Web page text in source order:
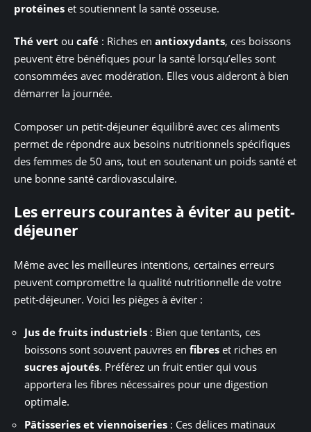
protéines et soutiennent la santé osseuse.
Thé vert ou café : Riches en antioxydants, ces boissons
peuvent être bénéfiques pour la santé lorsqu’elles sont
consommées avec modération. Elles vous aideront à bien
démarrer la journée.
Composer un petit-déjeuner équilibré avec ces aliments
permet de répondre aux besoins nutritionnels spécifiques
des femmes de 50 ans, tout en soutenant un poids santé et
une bonne santé cardiovasculaire.
Les erreurs courantes à éviter au petit-
déjeuner
Même avec les meilleures intentions, certaines erreurs
peuvent compromettre la qualité nutritionnelle de votre
petit-déjeuner. Voici les pièges à éviter :
Jus de fruits industriels : Bien que tentants, ces
boissons sont souvent pauvres en fibres et riches en
sucres ajoutés. Préférez un fruit entier qui vous
apportera les fibres nécessaires pour une digestion
optimale.
Pâtisseries et viennoiseries : Ces délices matinaux